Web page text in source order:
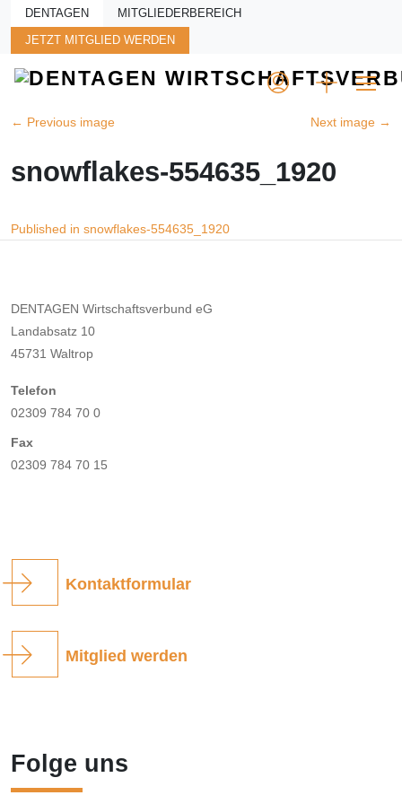
Skip to main content
DENTAGEN MITGLIEDERBEREICH
JETZT MITGLIED WERDEN
← Previous image Next image →
snowflakes-554635_1920
Beitragsnavigation
Published in snowflakes-554635_1920
DENTAGEN Wirtschaftsverbund eG
Landabsatz 10
45731 Waltrop
Telefon
02309 784 70 0
Fax
02309 784 70 15
Kontaktformular
Mitglied werden
Folge uns